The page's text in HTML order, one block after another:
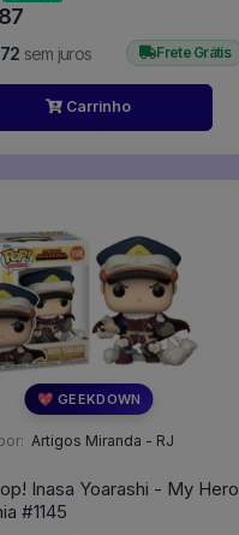
sem juros Frete Grátis
Carrinho
💖 GEEKDOWN
Artigos Miranda - RJ
Inasa Yoarashi - My Hero
Academia #1145